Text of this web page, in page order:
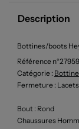
Description
Bottines/boots
Référence
Catégorie :
Fermeture : Lacets
Bout : Rond
Chaussures